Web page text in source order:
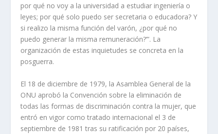
por qué no voy a la universidad a estudiar ingeniería o
leyes; por qué solo puedo ser secretaria o educadora? Y
si realizo la misma función del varón, ¿por qué no
puedo generar la misma remuneración?’”. La
organización de estas inquietudes se concreta en la
posguerra.
El 18 de diciembre de 1979, la Asamblea General de la
ONU aprobó la Convención sobre la eliminación de
todas las formas de discriminación contra la mujer, que
entró en vigor como tratado internacional el 3 de
septiembre de 1981 tras su ratificación por 20 países,